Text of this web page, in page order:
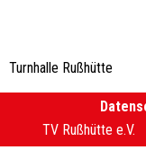
Turnhalle Rußhütte
TV Rußhütte e.V.